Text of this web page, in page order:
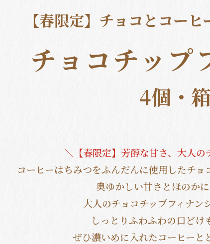
【春限定】チョコとコー
チョコチップ
4個・
＼【春限定】芳醇な甘さ、大人の
コーヒーはちみつをふんだんに使用したチョ
奥ゆかしい甘さとほのか
大人のチョコチップフィナン
しっとりふわふわの口どけ
ぜひ濃いめに入れたコーヒーと